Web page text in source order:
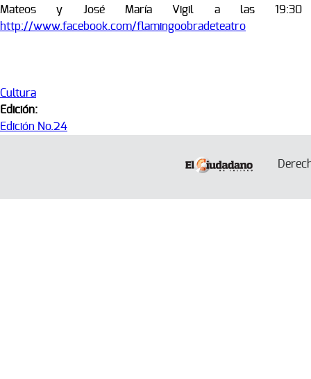
Mateos y José María Vigil a las
http://www.facebook.com/flamingoobradeteatro
Cultura
Edición:
Edición No.24